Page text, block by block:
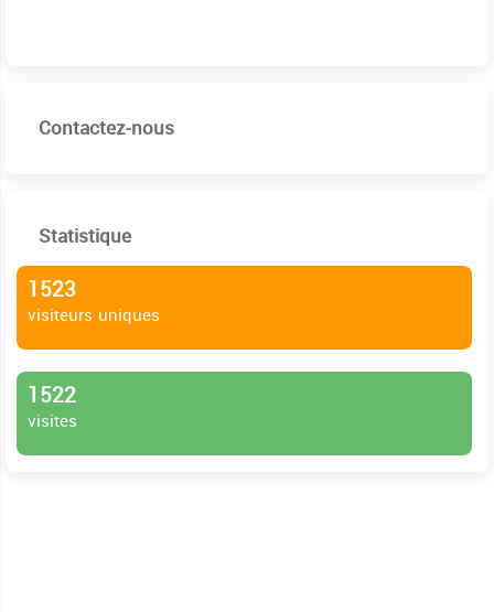
Contactez-nous
Statistique
1523
visiteurs uniques
1522
visites